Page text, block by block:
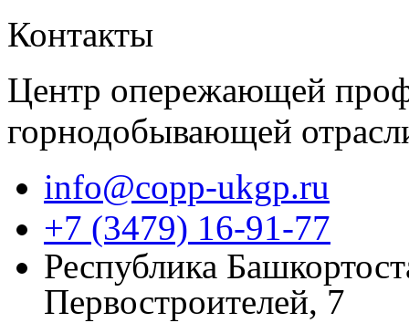
Контакты
Центр опережающей
горнодобывающей
info@copp-ukgp.ru
+7 (3479) 16-91-77
Республика
Первостроителей, 7